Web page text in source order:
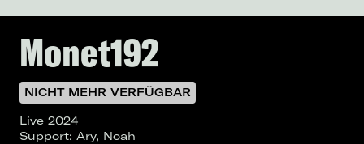
Monet192
NICHT MEHR VERFÜGBAR
Live 2024
Support: Ary, Noah